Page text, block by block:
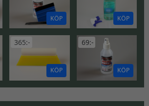
KÖP KÖP
365:-
KÖP
69:-
KÖP